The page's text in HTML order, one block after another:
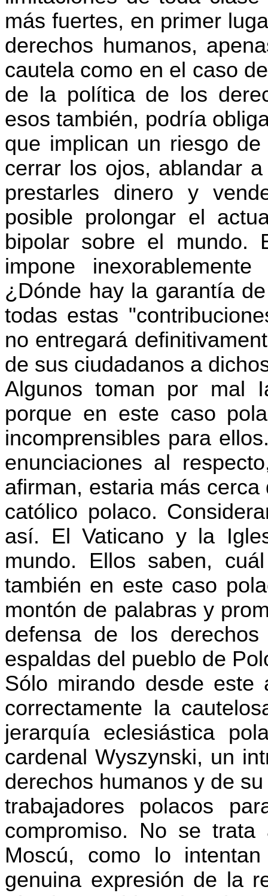
más fuertes, en primer
derechos humanos,
cautela como en el caso
de la política de los
esos también, podría
que implican un riesgo
cerrar los ojos, ablandar
prestarles dinero y
posible prolongar el
bipolar sobre el
impone
¿Dónde hay la garantía
todas estas
no entregará
de sus ciudadanos a
Algunos toman por mal
porque en este caso
incomprensibles para
enunciaciones al
afirman, estaria más
católico polaco.
así. El Vaticano y la
mundo. Ellos saben,
también en este caso
montón de palabras y
defensa de los
espaldas del pueblo de
Sólo mirando desde este
correctamente la
jerarquía eclesiástica
cardenal Wyszynski, un
derechos humanos y de
trabajadores polacos
compromiso. No se
Moscú, como lo
genuina expresión de la